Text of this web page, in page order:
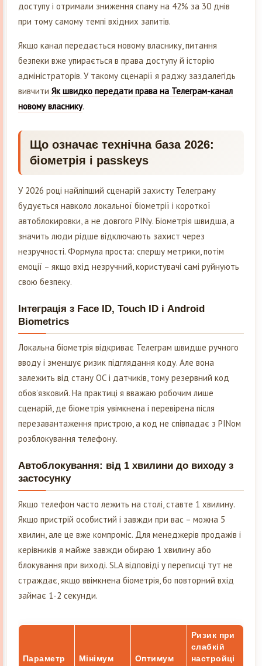
доступу і отримали зниження спаму на 42% за 30 днів
при тому самому темпі вхідних запитів.
Якщо канал передається новому власнику, питання
безпеки вже упирається в права доступу й історію
адміністраторів. У такому сценарії я раджу заздалегідь
вивчити Як швидко передати права на Телеграм-канал
новому власнику.
Що означає технічна база 2026:
біометрія і passkeys
У 2026 році найліпший сценарій захисту Телеграму
будується навколо локальної біометрії і короткої
автоблокировки, а не довгого PINу. Біометрія швидша, а
значить люди рідше відключають захист через
незручності. Формула проста: спершу метрики, потім
емоції – якщо вхід незручний, користувачі самі руйнують
свою безпеку.
Інтеграція з Face ID, Touch ID і Android
Biometrics
Локальна біометрія відкриває Телеграм швидше ручного
вводу і зменшує ризик підглядання коду. Але вона
залежить від стану ОС і датчиків, тому резервний код
обовʼязковий. На практиці я вважаю робочим лише
сценарій, де біометрія увімкнена і перевірена після
перезавантаження пристрою, а код не співпадає з PINом
розблокування телефону.
Автоблокування: від 1 хвилини до виходу з
застосунку
Якщо телефон часто лежить на столі, ставте 1 хвилину.
Якщо пристрій особистий і завжди при вас – можна 5
хвилин, але це вже компроміс. Для менеджерів продажів і
керівників я майже завжди обираю 1 хвилину або
блокування при виході. SLA відповіді у переписці тут не
страждає, якщо ввімкнена біометрія, бо повторний вхід
займає 1-2 секунди.
Параметр Мінімум Оптимум
Ризик при
слабкій
настройці